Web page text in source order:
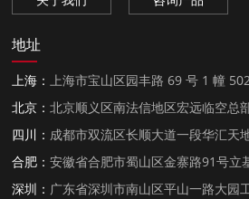
地址
上海：上海市宝山区园丰路 69 号 1 幢
北京：北京顺义区南法信地区宏远临空总
四川： 成都市双流区长顺大道一段华汇天
合肥：安徽省合肥市蜀山区金寨路91号立
深圳： 广东省深圳市南山区平山一路大园